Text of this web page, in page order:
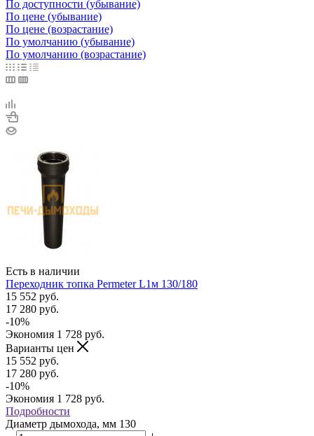
По доступности (убывание)
По цене (убывание)
По цене (возрастание)
По умолчанию (убывание)
По умолчанию (возрастание)
Есть в наличии
Переходник топка Permeter L1м 130/180
15 552 руб.
17 280 руб.
-10%
Экономия 1 728 руб.
Варианты цен
15 552 руб.
17 280 руб.
-10%
Экономия 1 728 руб.
Подробности
Диаметр дымохода, мм 130